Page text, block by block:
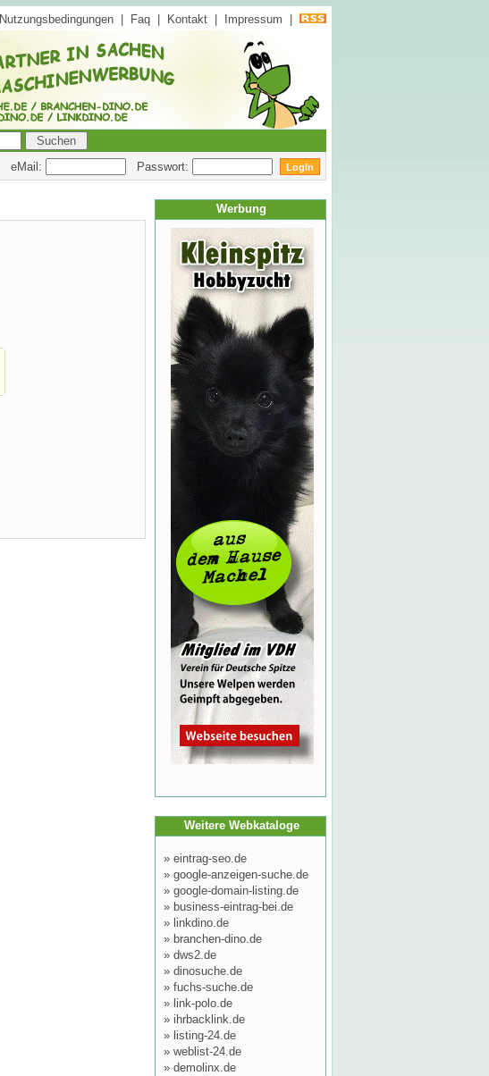
Nutzungsbedingungen Faq Kontakt Impressum
eMail: Passwort:
Werbung
Weitere Webkataloge
» eintrag-seo.de
» google-anzeigen-suche.de
» google-domain-listing.de
» business-eintrag-bei.de
» linkdino.de
» branchen-dino.de
» dws2.de
» dinosuche.de
» fuchs-suche.de
» link-polo.de
» ihrbacklink.de
» listing-24.de
» weblist-24.de
» demolinx.de